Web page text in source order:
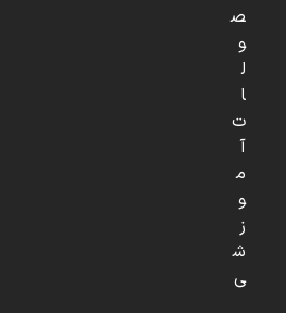
ص
و
ل
ا
ت
آ
م
و
ز
ش
ی